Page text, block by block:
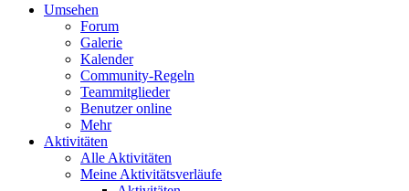
Umsehen
Forum
Galerie
Kalender
Community-Regeln
Teammitglieder
Benutzer online
Mehr
Aktivitäten
Alle Aktivitäten
Meine Aktivitätsverläufe